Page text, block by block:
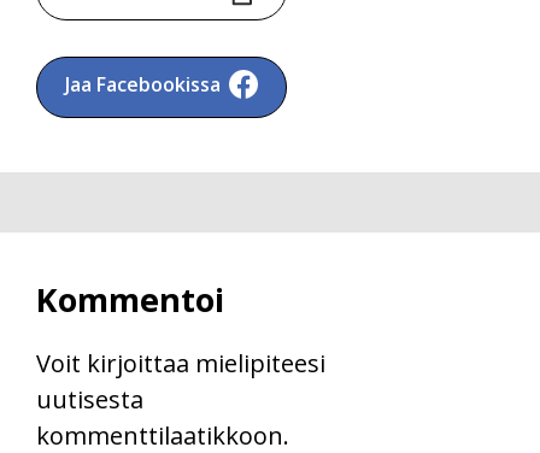
Jaa Facebookissa
Kommentoi
Voit kirjoittaa mielipiteesi
uutisesta
kommenttilaatikkoon.